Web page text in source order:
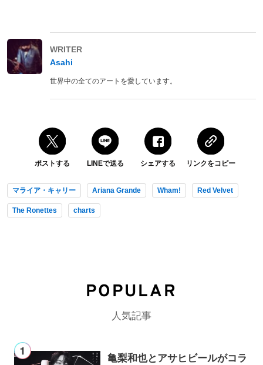
WRITER
Asahi
世界中の全てのアートを愛しています。
ポストする LINEで送る シェアする リンクをコピー
マライア・キャリー Ariana Grande Wham! Red Velvet
The Ronettes charts
POPULAR
人気記事
亀梨和也とアサヒビールがコラ